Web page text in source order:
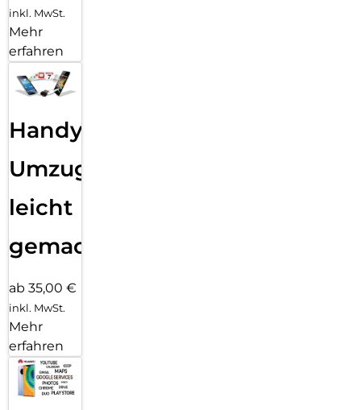
inkl. MwSt.
Mehr
erfahren
Handy
Umzug
leicht
gemacht!
ab 35,00 €
inkl. MwSt.
Mehr
erfahren